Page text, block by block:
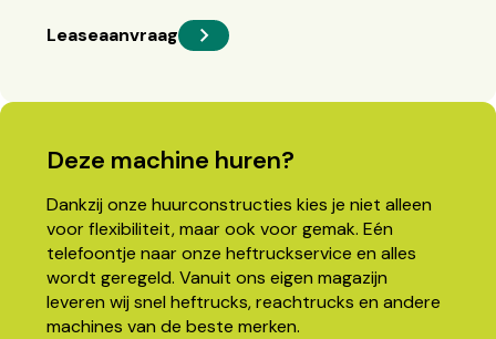
Leaseaanvraag
Deze machine huren?
Dankzij onze huurconstructies kies je niet alleen
voor flexibiliteit, maar ook voor gemak. Eén
telefoontje naar onze heftruckservice en alles
wordt geregeld. Vanuit ons eigen magazijn
leveren wij snel heftrucks, reachtrucks en andere
machines van de beste merken.